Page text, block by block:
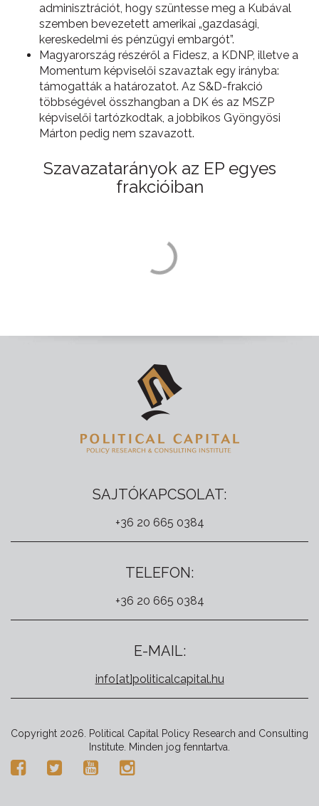
adminisztrációt, hogy szüntesse meg a Kubával
szemben bevezetett amerikai „gazdasági,
kereskedelmi és pénzügyi embargót”.
Magyarország részéről a Fidesz, a KDNP, illetve a
Momentum képviselői szavaztak egy irányba:
támogatták a határozatot. Az S&D-frakció
többségével összhangban a DK és az MSZP
képviselői tartózkodtak, a jobbikos Gyöngyösi
Márton pedig nem szavazott.
Szavazatarányok az EP egyes
frakcióiban
SAJTÓKAPCSOLAT:
+36 20 665 0384
TELEFON:
+36 20 665 0384
E-MAIL:
info[at]politicalcapital.hu
Copyright 2026. Political Capital Policy Research and Consulting
Institute. Minden jog fenntartva.